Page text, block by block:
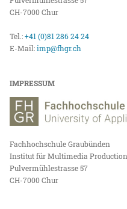
CH-7000 Chur
Tel.:+41 (0)81 286 24 24
E-Mail:imp@fhgr.ch
IMPRESSUM
Fachhochschule Graubünden
Institut für Multimedia Production
Pulvermühlestrasse 57
CH-7000 Chur